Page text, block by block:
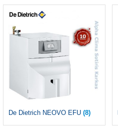
De Dietrich NEOVO EFU (8)